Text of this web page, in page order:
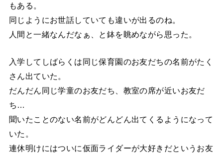
もある。
同じようにお世話していても違いが出るのね。
人間と一緒なんだなぁ、と鉢を眺めながら思った。
入学してしばらくは同じ保育園のお友だちの名前がたく
さん出ていた。
だんだん同じ学童のお友だち、教室の席が近いお友だ
ち…
聞いたことのない名前がどんどん出てくるようになって
いた。
連休明けにはついに仮面ライダーが大好きだというお友